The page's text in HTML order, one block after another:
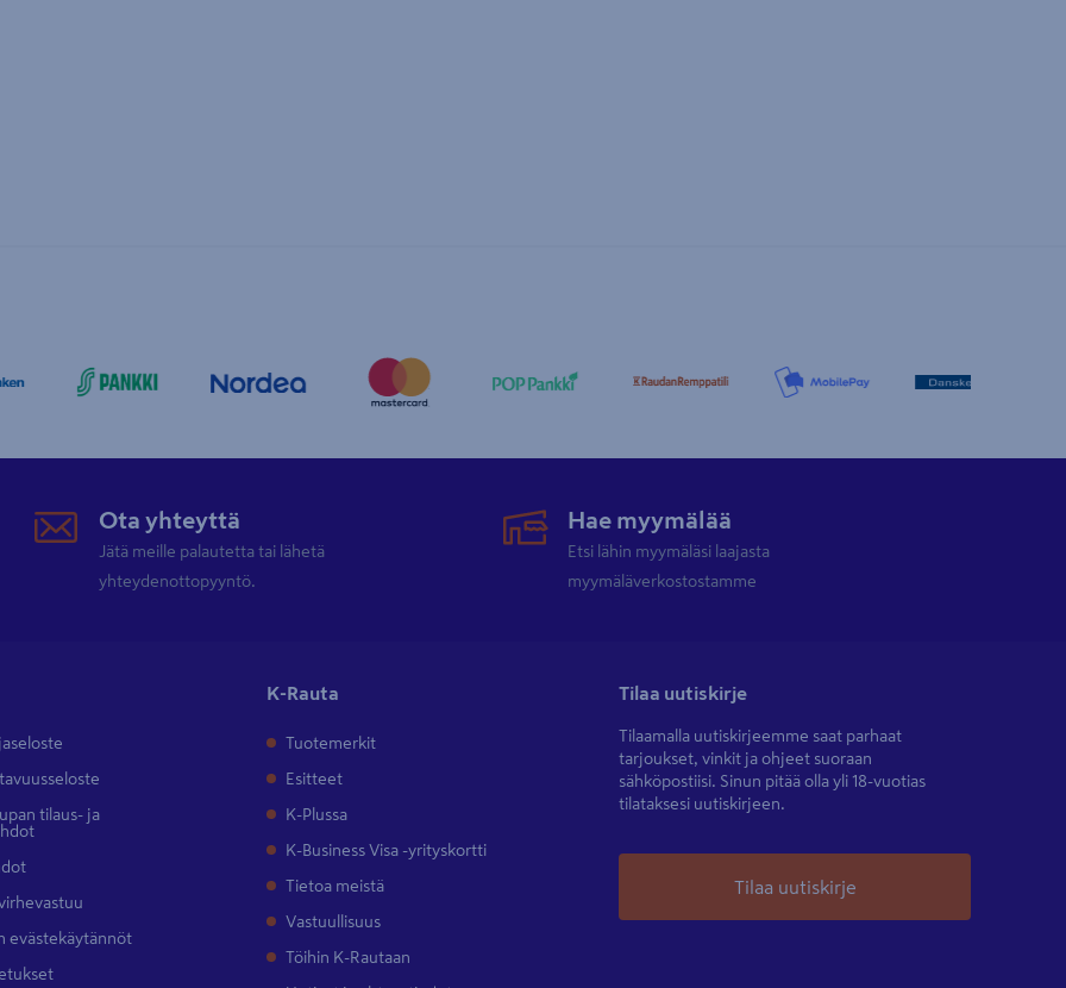
Ota yhteyttä
Jätä meille palautetta tai lähetä
yhteydenottopyyntö.
Hae myymälää
Etsi lähin myymäläsi laajasta
myymäläverkostostamme
tilaus- ja
evästekäytännöt
K-Rauta
Tuotemerkit
Esitteet
K-Plussa
K-Business Visa -yrityskortti
Tietoa meistä
Vastuullisuus
Töihin K-Rautaan
Tilaa uutiskirje
Tilaamalla uutiskirjeemme saat parhaat
tarjoukset, vinkit ja ohjeet suoraan
sähköpostiisi. Sinun pitää olla yli 18-vuotias
tilataksesi uutiskirjeen.
Tilaa uutiskirje